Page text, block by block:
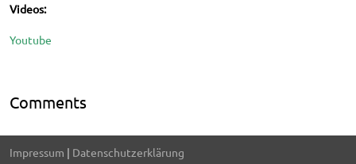
Videos:
Youtube
Comments
Impressum | Datenschutzerklärung